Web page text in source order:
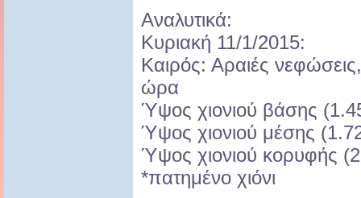
Αναλυτικά:
Κυριακή 11/1/2015:
Καιρός: Αραιές
ώρα
Ύψος χιονιού βάσης
Ύψος χιονιού μέσης
Ύψος χιονιού κορυφής
*πατημένο χιόνι